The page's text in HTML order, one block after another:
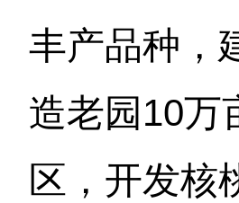
丰产品种，
造老园10万
区，开发核